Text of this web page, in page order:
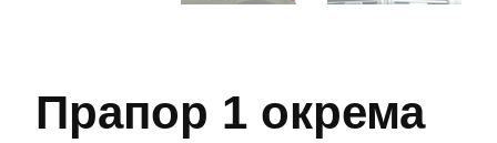
Прапор 1 окрема